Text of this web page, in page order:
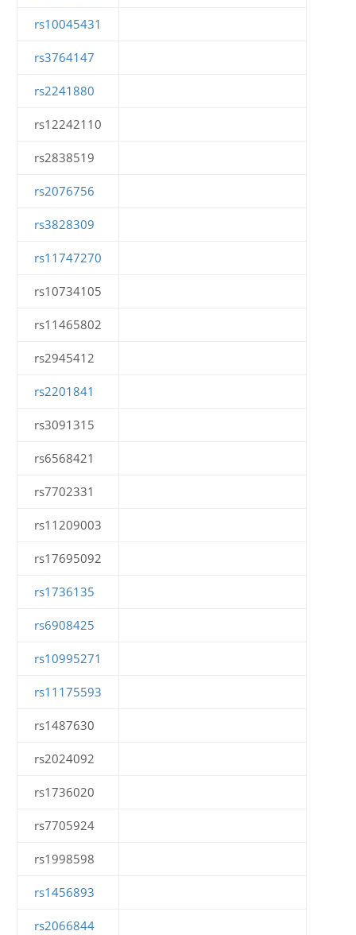
rs10045431
rs3764147
rs2241880
rs12242110
rs2838519
rs2076756
rs3828309
rs11747270
rs10734105
rs11465802
rs2945412
rs2201841
rs3091315
rs6568421
rs7702331
rs11209003
rs17695092
rs1736135
rs6908425
rs10995271
rs11175593
rs1487630
rs2024092
rs1736020
rs7705924
rs1998598
rs1456893
rs2066844